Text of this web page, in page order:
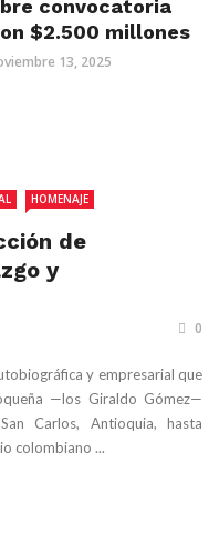
convocatoria
$2.500 millones
13, 2025
HOMENAJE
de
y
0
y empresarial que
—los Giraldo Gómez—
Carlos, Antioquia, hasta
colombiano ...